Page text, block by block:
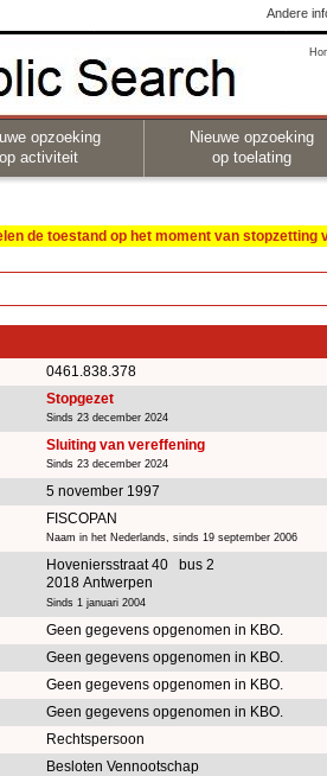
Andere
opzoeking
op activiteit
Nieuwe opzoeking
op toelating
de toestand op het moment van stopzetting
0461.838.378
Stopgezet
Sinds 23 december 2024
Sluiting van vereffening
Sinds 23 december 2024
5 november 1997
FISCOPAN
Naam in het Nederlands, sinds 19 september 2006
Hoveniersstraat 40 bus 2
2018 Antwerpen
Sinds 1 januari 2004
Geen gegevens opgenomen in KBO.
Geen gegevens opgenomen in KBO.
Geen gegevens opgenomen in KBO.
Geen gegevens opgenomen in KBO.
Rechtspersoon
Besloten Vennootschap